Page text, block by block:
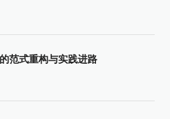
范式重构与实践进路